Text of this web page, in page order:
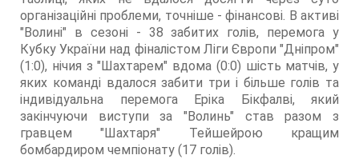
організаційні проблеми, точніше - фінансові. В активі
"Волині" в сезоні - 38 забитих голів, перемога у
Кубку України над фіналістом Ліги Європи "Дніпром"
(1:0), нічия з "Шахтарем" вдома (0:0) шість матчів, у
яких команді вдалося забити три і більше голів та
індивідуальна перемога Еріка Бікфалві, який
закінчуючи виступи за "Волинь" став разом з
гравцем "Шахтаря" Тейшейрою кращим
бомбардиром чемпіонату (17 голів).